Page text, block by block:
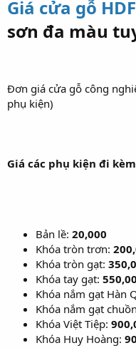
Giá cửa gỗ HDF
sơn đa màu
Đơn giá cửa gỗ công
phụ kiện)
Giá các phụ kiện đi
Bản lề: 20,000
Khóa tròn trơn:
Khóa tròn gạt:
Khóa tay gạt:
Khóa nắm gạt Hàn
Khóa nắm gạt
Khóa Việt Tiệp:
Khóa Huy Hoàng: